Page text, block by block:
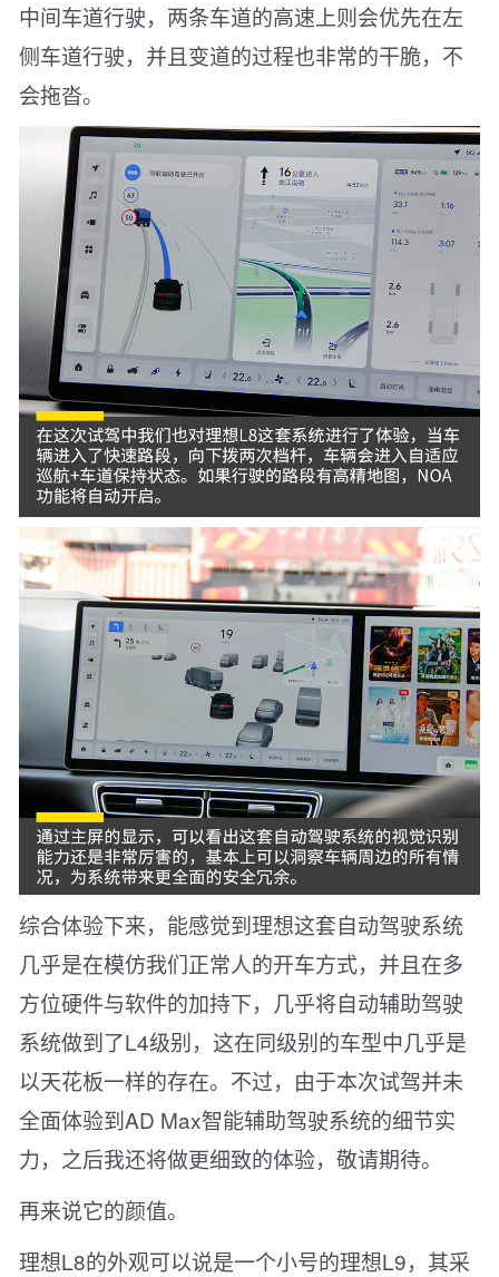
中间车道行驶，两条车道的高速上则会优先在左
侧车道行驶，并且变道的过程也非常的干脆，不
会拖沓。
综合体验下来，能感觉到理想这套自动驾驶系统
几乎是在模仿我们正常人的开车方式，并且在多
方位硬件与软件的加持下，几乎将自动辅助驾驶
系统做到了L4级别，这在同级别的车型中几乎是
以天花板一样的存在。不过，由于本次试驾并未
全面体验到AD Max智能辅助驾驶系统的细节实
力，之后我还将做更细致的体验，敬请期待。
再来说它的颜值。
理想L8的外观可以说是一个小号的理想L9，其采